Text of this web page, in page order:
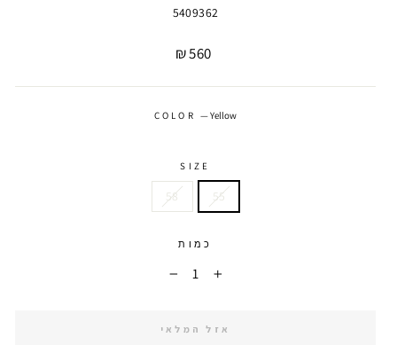
5409362
מחיר
560 ₪
COLOR—Yellow
SIZE
55
58
כמות
+
אזל המלאי